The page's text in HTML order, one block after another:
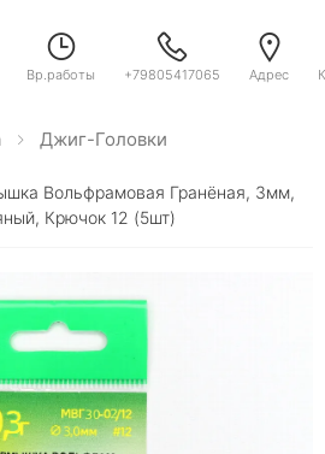
Вр.работы +79805417065 Адрес
Джиг-Головки
Вольфрамовая Гранёная, 3мм,
Крючок 12 (5шт)